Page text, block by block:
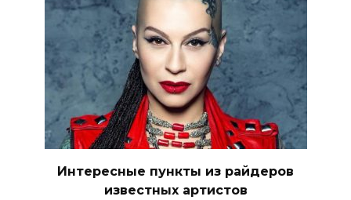
Интересные пункты из райдеров
известных артистов